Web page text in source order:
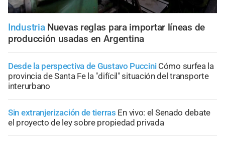
Industria Nuevas reglas para importar líneas de
producción usadas en Argentina
Desde la perspectiva de Gustavo Puccini Cómo surfea la
provincia de Santa Fe la "difícil" situación del transporte
interurbano
Sin extranjerización de tierras En vivo: el Senado debate
el proyecto de ley sobre propiedad privada